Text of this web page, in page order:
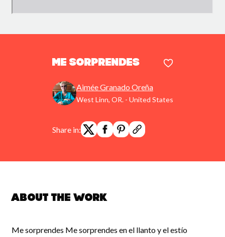
Me sorprendes
Aimée Granado Oreña
West Linn, OR. - United States
Share in:
About the work
Me sorprendes Me sorprendes en el llanto y el estío